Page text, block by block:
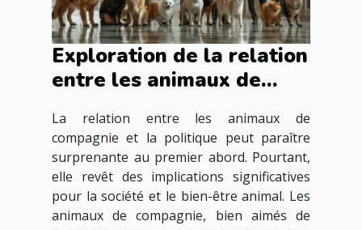
Exploration de la relation
entre les animaux de
La relation entre les animaux de
compagnie et la politique peut paraître
surprenante au premier abord. Pourtant,
elle revêt des implications significatives
pour la société et le bien-être animal. Les
animaux de compagnie, bien aimés de